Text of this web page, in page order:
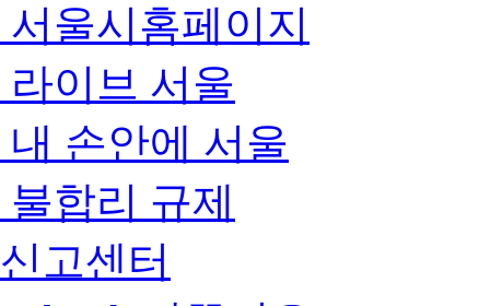
서울시홈페이지
라이브 서울
내 손안에 서울
불합리 규제
신고센터